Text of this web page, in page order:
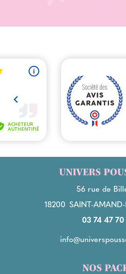
UNIVERS
56 rue de
18200 SAINT-
03 74 47
NOS